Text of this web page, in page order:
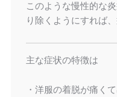
このような慢性的な
り除くようにすれば
主な症状の特徴は
・洋服の着脱が痛く